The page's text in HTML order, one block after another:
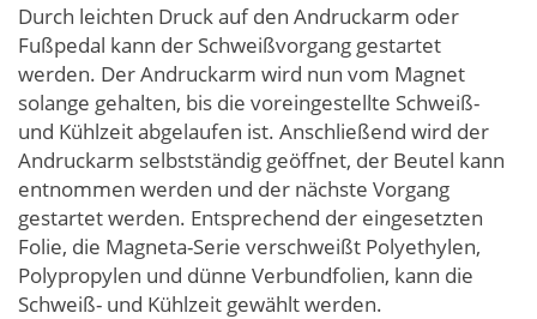
Durch leichten Druck auf den Andruckarm oder
Fußpedal kann der Schweißvorgang gestartet
werden. Der Andruckarm wird nun vom Magnet
solange gehalten, bis die voreingestellte Schweiß-
und Kühlzeit abgelaufen ist. Anschließend wird der
Andruckarm selbstständig geöffnet, der Beutel kann
entnommen werden und der nächste Vorgang
gestartet werden. Entsprechend der eingesetzten
Folie, die Magneta-Serie verschweißt Polyethylen,
Polypropylen und dünne Verbundfolien, kann die
Schweiß- und Kühlzeit gewählt werden.